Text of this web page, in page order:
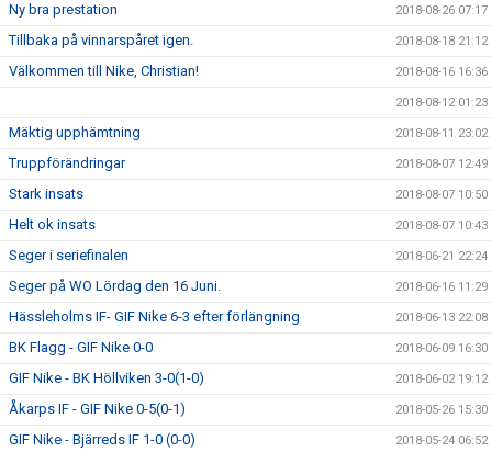
Ny bra prestation 2018-08-26 07:17
Tillbaka på vinnarspåret igen. 2018-08-18 21:12
Välkommen till Nike, Christian! 2018-08-16 16:36
2018-08-12 01:23
Mäktig upphämtning 2018-08-11 23:02
Truppförändringar 2018-08-07 12:49
Stark insats 2018-08-07 10:50
Helt ok insats 2018-08-07 10:43
Seger i seriefinalen 2018-06-21 22:24
Seger på WO Lördag den 16 Juni. 2018-06-16 11:29
Hässleholms IF- GIF Nike 6-3 efter förlängning 2018-06-13 22:08
BK Flagg - GIF Nike 0-0 2018-06-09 16:30
GIF Nike - BK Höllviken 3-0(1-0) 2018-06-02 19:12
Åkarps IF - GIF Nike 0-5(0-1) 2018-05-26 15:30
GIF Nike - Bjärreds IF 1-0 (0-0) 2018-05-24 06:52